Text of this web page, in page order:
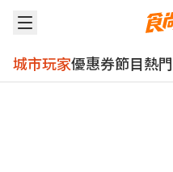
城市玩家優惠券節目熱門